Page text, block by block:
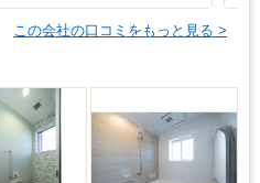
この会社の口コミをもっと見る >